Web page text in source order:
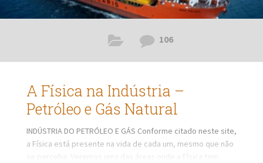
106
A Física na Indústria –
Petróleo e Gás Natural
INDÚSTRIA DO PETRÓLEO E GÁS Conforme citado neste site,
a Física está presente na vida de cada um, mesmo que não
se perceba. Veremos uma das áreas onde a Física tem